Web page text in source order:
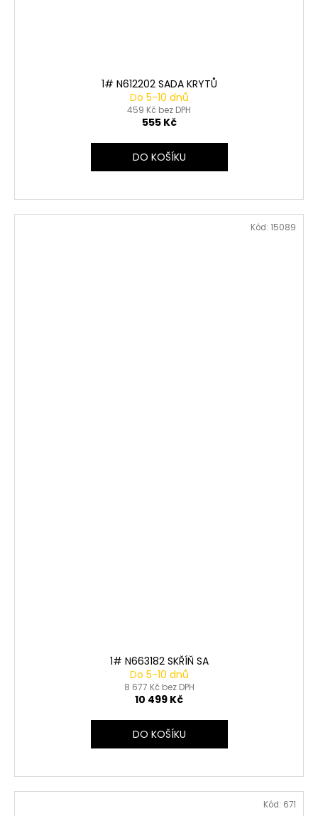
1# N612202 SADA KRYTŮ
Do 5-10 dnů
459 Kč bez DPH
555 Kč
DO KOŠÍKU
1# N663182 SKŘÍŇ SA
Do 5-10 dnů
8 677 Kč bez DPH
10 499 Kč
DO KOŠÍKU
Kód: 15089
Kód: 671